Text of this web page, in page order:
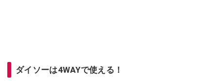
ダイソーは4WAYで使える！